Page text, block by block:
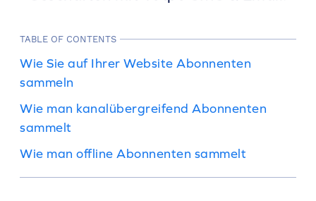
TABLE OF CONTENTS
Wie Sie auf Ihrer Website Abonnenten
sammeln
Wie man kanalübergreifend Abonnenten
sammelt
Wie man offline Abonnenten sammelt